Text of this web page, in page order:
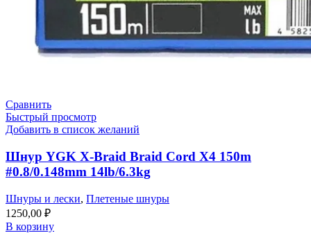
Сравнить
Быстрый просмотр
Добавить в список желаний
Шнур YGK X-Braid Braid Cord X4 150m
#0.8/0.148mm 14lb/6.3kg
Шнуры и лески, Плетеные шнуры
1250,00 ₽
В корзину